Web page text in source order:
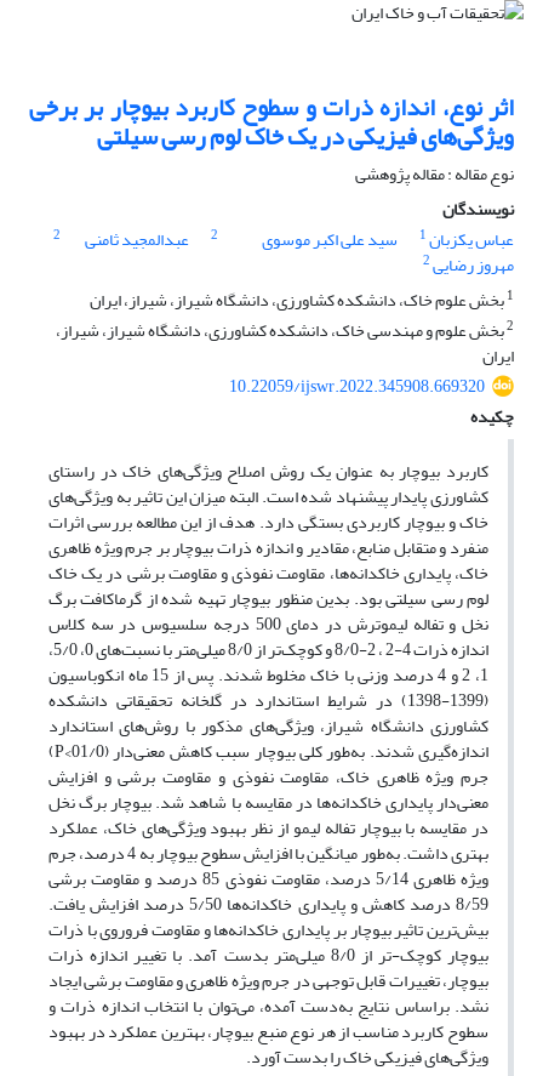
اثر نوع، اندازه ذرات و سطوح کاربرد بیوچار بر برخی
ویژگی‌های فیزیکی در یک خاک لوم رسی سیلتی
نوع مقاله : مقاله پژوهشی
نویسندگان
عباس یکزبان1 سید علی اکبر موسوی 2 عبدالمجید ثامنی 2
مهروز رضایی2
1بخش علوم خاک، دانشکده کشاورزی، دانشگاه شیراز، شیراز، ایران
2بخش علوم و مهندسی خاک، دانشکده کشاورزی، دانشگاه شیراز، شیراز،
ایران
10.22059/ijswr.2022.345908.669320
چکیده
کاربرد بیوچار به عنوان یک روش اصلاح ویژگی‌های خاک در راستای
کشاورزی پایدار پیشنهاد شده است. البته میزان این تاثیر به ویژگی‌های
خاک و بیوچار کاربردی بستگی دارد. هدف از این مطالعه بررسی اثرات
منفرد و متقابل منابع، مقادیر و اندازه ذرات بیوچار بر جرم ویژه ظاهری
خاک، پایداری خاکدانه‌ها، مقاومت نفوذی و مقاومت برشی در یک خاک
لوم رسی سیلتی بود. بدین منظور بیوچار تهیه شده از گرماکافت برگ
نخل و تفاله لیموترش در دمای 500 درجه سلسیوس در سه کلاس
اندازه‌ ذرات 4-2 ، 2-8/0 و کوچک‌تر از 8/0 میلی‌متر با نسبت‌های 0، 5/0،
1، 2 و 4 درصد وزنی با خاک مخلوط شدند. پس از 15 ماه انکوباسیون
(1399-1398) در شرایط استاندارد در گلخانه تحقیقاتی دانشکده
کشاورزی دانشگاه شیراز، ویژگی‌های مذکور با روش‌های استاندارد
اندازه‌گیری شدند. به‌طور کلی بیوچار سبب کاهش معنی‌دار (01/0>P)
جرم ویژه ظاهری خاک، مقاومت نفوذی و مقاومت برشی و افزایش
معنی‌دار پایداری خاکدانه‌ها در مقایسه با شاهد شد. بیوچار برگ نخل
در مقایسه با بیوچار تفاله لیمو از نظر بهبود ویژگی‌های خاک، عملکرد
بهتری داشت. به‌طور میانگین با افزایش سطوح بیوچار به 4 درصد، جرم
ویژه ظاهری 5/14 درصد، مقاومت نفوذی 85 درصد و مقاومت برشی
8/59 درصد کاهش و پایداری خاکدانه‌ها 5/50 درصد افزایش یافت.
بیش‌ترین تاثیر بیوچار بر پایداری خاکدانه‌ها و مقاومت فروروی با ذرات
بیوچار کوچک-تر از 8/0 میلی‌متر بدست آمد. با تغییر اندازه ذرات
بیوچار، تغییرات قابل توجهی در جرم ویژه ظاهری و مقاومت برشی ایجاد
نشد. براساس نتایج به‌دست آمده، می‌توان با انتخاب اندازه ذرات و
سطوح کاربرد مناسب از هر نوع منبع بیوچار، بهترین عملکرد در بهبود
ویژگی‌های فیزیکی خاک را بدست آورد.